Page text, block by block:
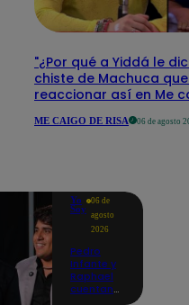
"¿Por qué a Yiddá le
chiste de Machuca
reaccionar así en Me
ME CAIGO DE RISA 06 de agosto
Yo
Soy
06 de
agosto
2026
Pedro
Infante y
Raphael
cuentan